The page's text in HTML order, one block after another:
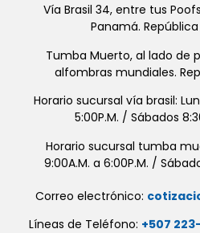
Vía Brasil 34, entre tus
Panamá.
Tumba Muerto, al lado de
alfombras mundiales.
Horario sucursal vía brasil:
5:00P.M. / Sábados
Horario sucursal tumba
9:00A.M. a 6:00P.M. /
Correo electrónico:
Líneas de Teléfono: +507